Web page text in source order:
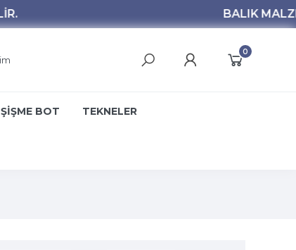
0
ŞİŞME BOT TEKNELER